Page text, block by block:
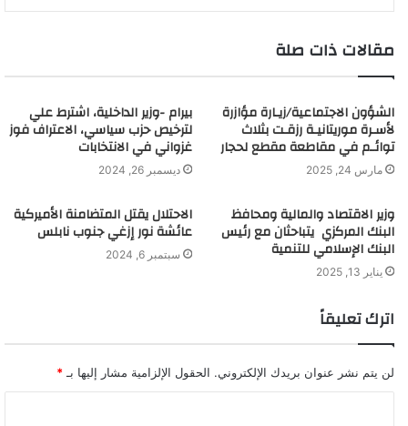
مقالات ذات صلة
الشؤون الاجتماعية/زيـارة مؤازرة
لأسـرة موريتانيـة رزقـت بثلاث
توائـم في مقاطعة مقطع لحجار
مارس 24, 2025
بيرام -وزير الداخلية، اشترط علي
لترخيص حزب سياسي، الاعتراف فوز
غزواني في الانتخابات
ديسمبر 26, 2024
وزير الاقتصاد والمالية ومحافظ
البنك المركزي يتباحثان مع رئيس
البنك الإسلامي للتنمية
يناير 13, 2025
الاحتلال يقتل المتضامنة الأميركية
عائشة نور إزغي جنوب نابلس
سبتمبر 6, 2024
اترك تعليقاً
لن يتم نشر عنوان بريدك الإلكتروني. الحقول الإلزامية مشار إليها بـ *